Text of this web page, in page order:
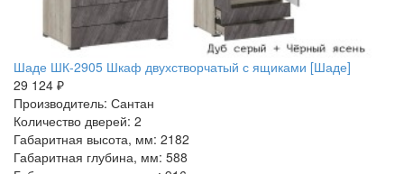
Шаде ШК-2905 Шкаф двухстворчатый с ящиками [Шаде]
29 124 ₽
Производитель: Сантан
Количество дверей: 2
Габаритная высота, мм: 2182
Габаритная глубина, мм: 588